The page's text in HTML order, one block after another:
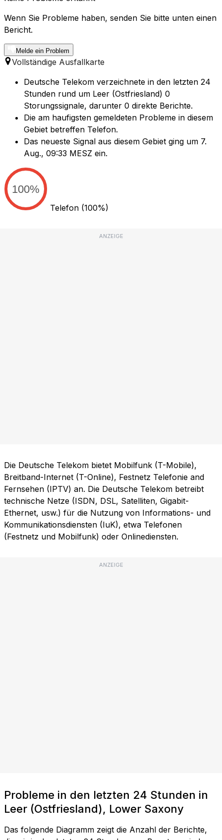
Wenn Sie Probleme haben, senden Sie bitte unten einen
Bericht.
Melde ein Problem
Vollständige Ausfallkarte
Deutsche Telekom verzeichnete in den letzten 24
Stunden rund um Leer (Ostfriesland) 0
Storungssignale, darunter 0 direkte Berichte.
Die am haufigsten gemeldeten Probleme in diesem
Gebiet betreffen Telefon.
Das neueste Signal aus diesem Gebiet ging um 7.
Aug., 09:33 MESZ ein.
100%
Telefon (100%)
ANZEIGE
Die Deutsche Telekom bietet Mobilfunk (T-Mobile),
Breitband-Internet (T-Online), Festnetz Telefonie and
Fernsehen (IPTV) an. Die Deutsche Telekom betreibt
technische Netze (ISDN, DSL, Satelliten, Gigabit-
Ethernet, usw.) für die Nutzung von Informations- und
Kommunikationsdiensten (IuK), etwa Telefonen
(Festnetz und Mobilfunk) oder Onlinediensten.
ANZEIGE
Probleme in den letzten 24 Stunden in
Leer (Ostfriesland), Lower Saxony
Das folgende Diagramm zeigt die Anzahl der Berichte,